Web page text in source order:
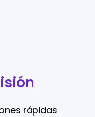
rápidas